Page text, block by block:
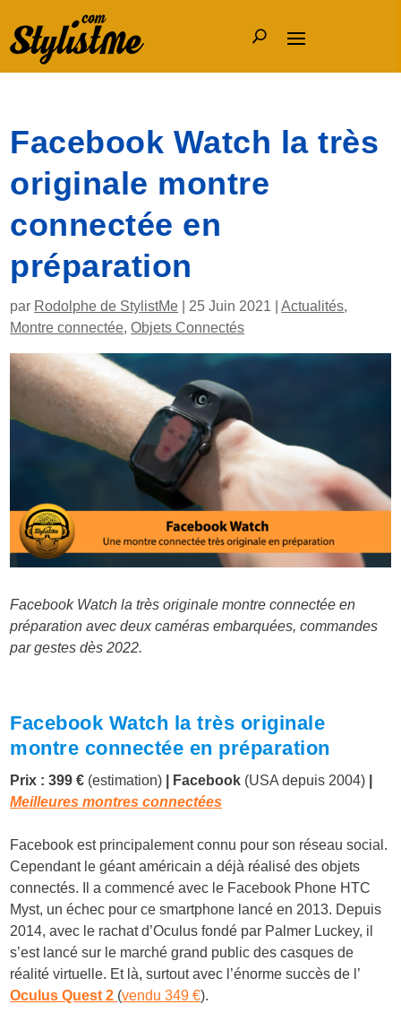
Facebook Watch la très
originale montre
connectée en
préparation
par Rodolphe de StylistMe 25 Juin 2021 |Actualités,
Montre connectée,Objets Connectés
Facebook Watch la très originale montre connectée en
préparation avec deux caméras embarquées, commandes
par gestes dès 2022.
Facebook Watch la très originale
montre connectée en préparation
Prix : 399 € (estimation) Facebook (USA depuis 2004)
Meilleures montres connectées
Facebook est principalement connu pour son réseau social.
Cependant le géant américain a déjà réalisé des objets
connectés. Il a commencé avec le Facebook Phone HTC
Myst, un échec pour ce smartphone lancé en 2013. Depuis
2014, avec le rachat d’Oculus fondé par Palmer Luckey, il
s’est lancé sur le marché grand public des casques de
réalité virtuelle. Et là, surtout avec l’énorme succès de l’
Oculus Quest 2 (vendu 349 €).